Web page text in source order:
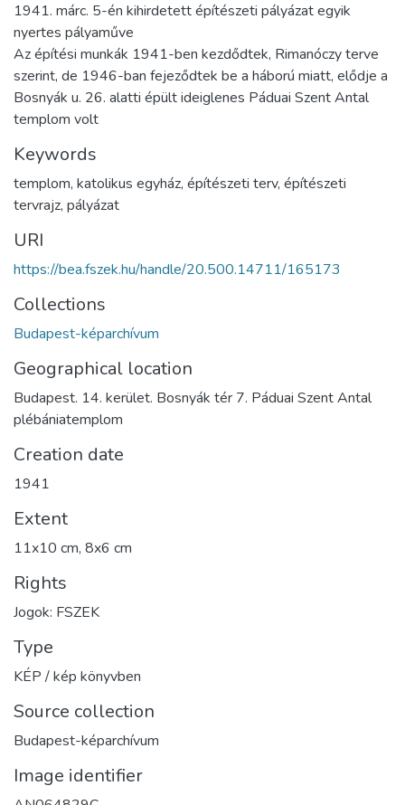
1941. márc. 5-én kihirdetett építészeti pályázat egyik
nyertes pályaműve
Az építési munkák 1941-ben kezdődtek, Rimanóczy terve
szerint, de 1946-ban fejeződtek be a háború miatt, elődje a
Bosnyák u. 26. alatti épült ideiglenes Páduai Szent Antal
templom volt
Keywords
templom, katolikus egyház, építészeti terv, építészeti
tervrajz, pályázat
URI
https://bea.fszek.hu/handle/20.500.14711/165173
Collections
Budapest-képarchívum
Geographical location
Budapest. 14. kerület. Bosnyák tér 7. Páduai Szent Antal
plébániatemplom
Creation date
1941
Extent
11x10 cm, 8x6 cm
Rights
Jogok: FSZEK
Type
KÉP / kép könyvben
Source collection
Budapest-képarchívum
Image identifier